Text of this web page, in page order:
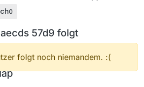
0
57d9 folgt
folgt noch niemandem. :(